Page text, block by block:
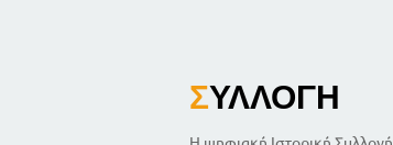
ΣΥΛΛΟΓΉ